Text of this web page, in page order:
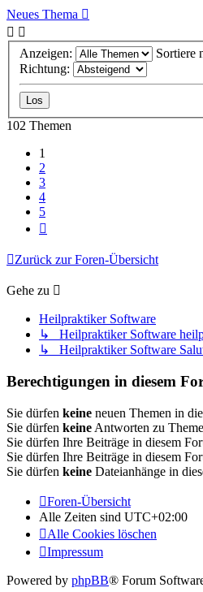
Neues Thema
Anzeigen:
Sortiere
Richtung:
102 Themen
1
2
3
4
5
Zurück zur Foren-Übersicht
Gehe zu
Heilpraktiker Software
↳ Heilpraktiker Software
↳ Heilpraktiker Software
Berechtigungen in diesem
Sie dürfen keine neuen Themen in
Sie dürfen keine Antworten zu
Sie dürfen Ihre Beiträge in diesem
Sie dürfen Ihre Beiträge in diesem
Sie dürfen keine Dateianhänge in
Foren-Übersicht
Alle Zeiten sind UTC+02:00
Alle Cookies löschen
Impressum
Powered by phpBB® Forum